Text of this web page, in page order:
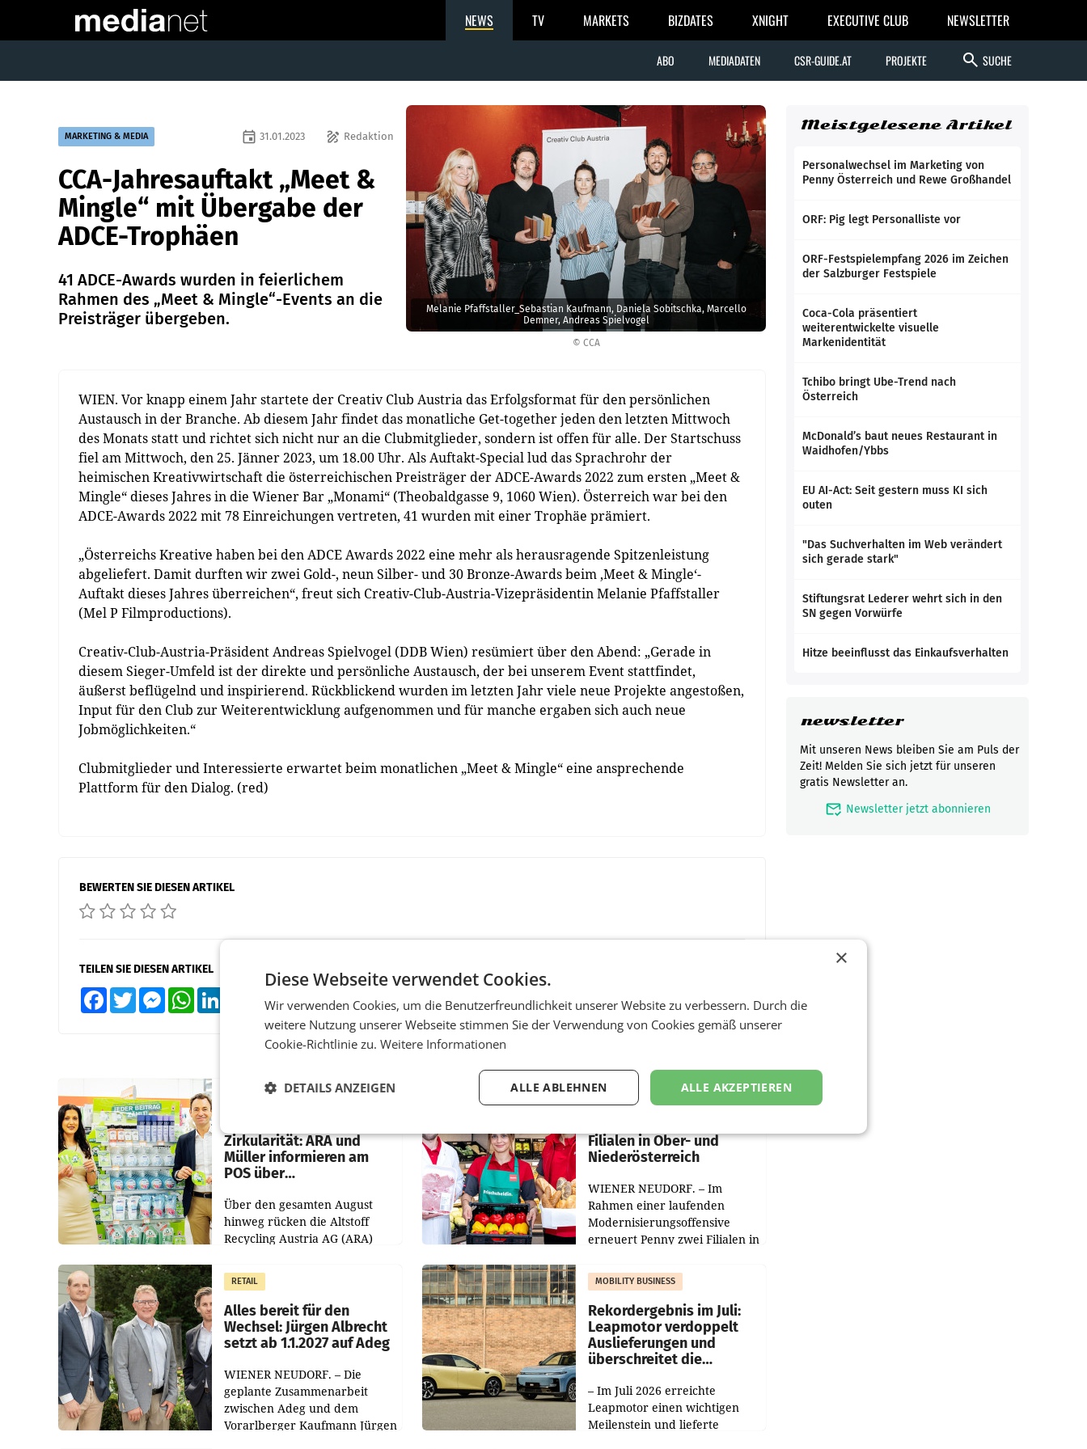
NEWS TV MARKETS BIZDATES XNIGHT EXECUTIVE CLUB NEWSLETTER
ABO MEDIADATEN CSR-GUIDE.AT PROJEKTE search SUCHE
© CCA
Melanie Pfaffstaller_Sebastian Kaufmann, Daniela Sobitschka, Marcello
Demner, Andreas Spielvogel
MARKETING & MEDIA draw Redaktion
event 31.01.2023
CCA-Jahresauftakt „Meet &
Mingle“ mit Übergabe der
ADCE-Trophäen
41 ADCE-Awards wurden in feierlichem
Rahmen des „Meet & Mingle“-Events an die
Preisträger übergeben.
WIEN. Vor knapp einem Jahr startete der Creativ Club Austria das Erfolgsformat für den persönlichen
Austausch in der Branche. Ab diesem Jahr findet das monatliche Get-together jeden den letzten Mittwoch
des Monats statt und richtet sich nicht nur an die Clubmitglieder, sondern ist offen für alle. Der Startschuss
fiel am Mittwoch, den 25. Jänner 2023, um 18.00 Uhr. Als Auftakt-Special lud das Sprachrohr der
heimischen Kreativwirtschaft die österreichischen Preisträger der ADCE-Awards 2022 zum ersten „Meet &
Mingle“ dieses Jahres in die Wiener Bar „Monami“ (Theobaldgasse 9, 1060 Wien). Österreich war bei den
ADCE-Awards 2022 mit 78 Einreichungen vertreten, 41 wurden mit einer Trophäe prämiert.
„Österreichs Kreative haben bei den ADCE Awards 2022 eine mehr als herausragende Spitzenleistung
abgeliefert. Damit durften wir zwei Gold-, neun Silber- und 30 Bronze-Awards beim ‚Meet & Mingle‘-
Auftakt dieses Jahres überreichen“, freut sich Creativ-Club-Austria-Vizepräsidentin Melanie Pfaffstaller
(Mel P Filmproductions).
Creativ-Club-Austria-Präsident Andreas Spielvogel (DDB Wien) resümiert über den Abend: „Gerade in
diesem Sieger-Umfeld ist der direkte und persönliche Austausch, der bei unserem Event stattfindet,
äußerst beflügelnd und inspirierend. Rückblickend wurden im letzten Jahr viele neue Projekte angestoßen,
Input für den Club zur Weiterentwicklung aufgenommen und für manche ergaben sich auch neue
Jobmöglichkeiten.“
Clubmitglieder und Interessierte erwartet beim monatlichen „Meet & Mingle“ eine ansprechende
Plattform für den Dialog. (red)
BEWERTEN SIE DIESEN ARTIKEL
TEILEN SIE DIESEN ARTIKEL
FacebookTwitter MessengerWhatsApp
Zirkularität: ARA und
Müller informieren am
POS über
Über den gesamten August
hinweg rücken die Altstoff
Recycling Austria AG (ARA)
Müller die Initiative „Kreislauf-
Helden“ in allen
österreichischen Müller-Filialen
RETAIL
Filialen in Ober- und
Niederösterreich
WIENER NEUDORF. – Im
Rahmen einer laufenden
Modernisierungsoffensive
erneuert Penny zwei Filialen in
Die beiden Standorte liegen in
Haag sowie im rund
RETAIL
Alles bereit für den
Wechsel: Jürgen Albrecht
setzt ab 1.1.2027 auf Adeg
WIENER NEUDORF. – Die
geplante Zusammenarbeit
zwischen Adeg und dem
Vorarlberger Kaufmann Jürgen
MOBILITY BUSINESS
Rekordergebnis im Juli:
Leapmotor verdoppelt
Auslieferungen und
überschreitet die
– Im Juli 2026 erreichte
Leapmotor einen wichtigen
Meilenstein und lieferte
Meistgelesene Artikel
Personalwechsel im Marketing von
Penny Österreich und Rewe Großhandel
ORF: Pig legt Personalliste vor
ORF-Festspielempfang 2026 im Zeichen
der Salzburger Festspiele
Coca-Cola präsentiert
weiterentwickelte visuelle
Markenidentität
Tchibo bringt Ube-Trend nach
Österreich
McDonald’s baut neues Restaurant in
Waidhofen/Ybbs
EU AI-Act: Seit gestern muss KI sich
outen
"Das Suchverhalten im Web verändert
sich gerade stark"
Stiftungsrat Lederer wehrt sich in den
SN gegen Vorwürfe
Hitze beeinflusst das Einkaufsverhalten
newsletter
Mit unseren News bleiben Sie am Puls der
Zeit! Melden Sie sich jetzt für unseren
gratis Newsletter an.
mark_email_read Newsletter jetzt abonnieren
×
Diese Webseite verwendet Cookies.
Wir verwenden Cookies, um die Benutzerfreundlichkeit unserer Website zu verbessern. Durch die
weitere Nutzung unserer Webseite stimmen Sie der Verwendung von Cookies gemäß unserer
Cookie-Richtlinie zu. Weitere Informationen
ALLE AKZEPTIEREN
ALLE ABLEHNEN
DETAILS ANZEIGEN